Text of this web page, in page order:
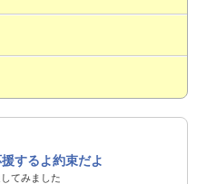
するよ約束だよ
てみました